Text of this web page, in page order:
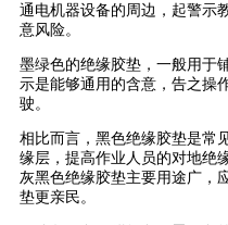
通电机器设备的周边，起警示
意风险。
墨绿色的绝缘胶垫，一般用于
示是能够通用的含意，告之操
驶。
相比而言，黑色绝缘胶垫是常
缘层，提高作业人员的对地绝
灰黑色绝缘胶垫主要用途广，
垫更亲民。